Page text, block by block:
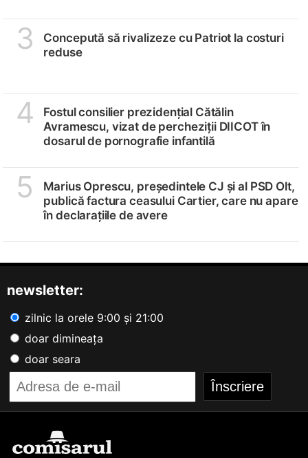
3
Concepută să rivalizeze cu Patriot la costuri
reduse
4
Fostul consilier prezidențial Cătălin
Avramescu, vizat de percheziții DIICOT în
dosarul de pornografie infantilă
5
Marius Oprescu, președintele CJ și al PSD Olt,
publică factura ceasului Cartier, care nu apare
în declarațiile de avere
newsletter:
zilnic la orele 9:00 și 21:00
doar dimineața
doar seara